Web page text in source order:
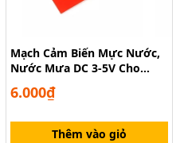
Mạch Cảm Biến Mực Nước,
Nước Mưa DC 3-5V Cho
6.000₫
Thêm vào giỏ